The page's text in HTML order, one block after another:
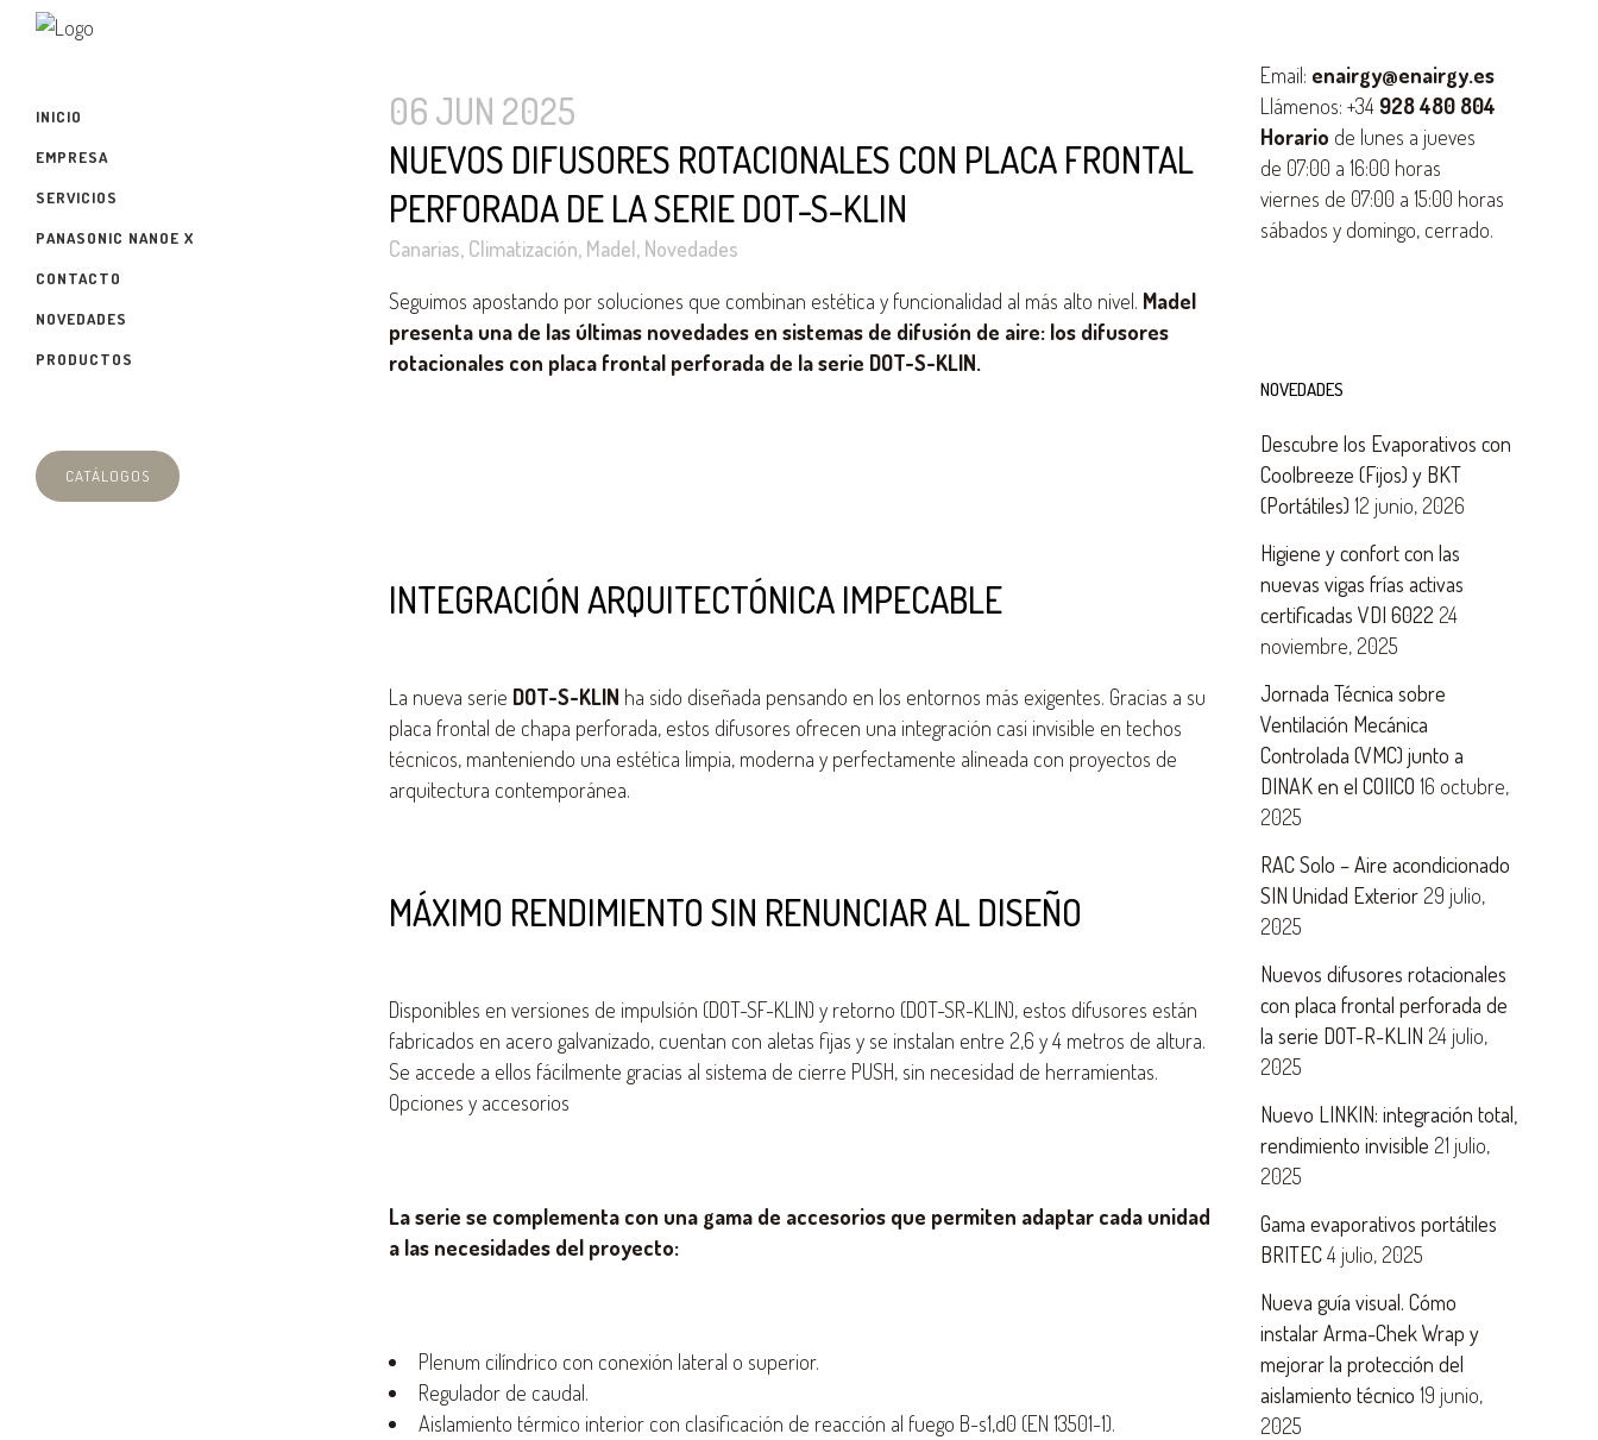
INICIO
EMPRESA
SERVICIOS
PANASONIC NANOE X
CONTACTO
NOVEDADES
PRODUCTOS
CATÁLOGOS
06 JUN 2025
NUEVOS DIFUSORES ROTACIONALES CON PLACA FRONTAL
PERFORADA DE LA SERIE DOT-S-KLIN
Canarias, Climatización, Madel, Novedades
Seguimos apostando por soluciones que combinan estética y funcionalidad al más alto nivel. Madel
presenta una de las últimas novedades en sistemas de difusión de aire: los difusores
rotacionales con placa frontal perforada de la serie DOT-S-KLIN.
INTEGRACIÓN ARQUITECTÓNICA IMPECABLE
La nueva serie DOT-S-KLIN ha sido diseñada pensando en los entornos más exigentes. Gracias a su
placa frontal de chapa perforada, estos difusores ofrecen una integración casi invisible en techos
técnicos, manteniendo una estética limpia, moderna y perfectamente alineada con proyectos de
arquitectura contemporánea.
MÁXIMO RENDIMIENTO SIN RENUNCIAR AL DISEÑO
Disponibles en versiones de impulsión (DOT-SF-KLIN) y retorno (DOT-SR-KLIN), estos difusores están
fabricados en acero galvanizado, cuentan con aletas fijas y se instalan entre 2,6 y 4 metros de altura.
Se accede a ellos fácilmente gracias al sistema de cierre PUSH, sin necesidad de herramientas.
Opciones y accesorios
La serie se complementa con una gama de accesorios que permiten adaptar cada unidad
a las necesidades del proyecto:
Plenum cilíndrico con conexión lateral o superior.
Regulador de caudal.
Aislamiento térmico interior con clasificación de reacción al fuego B-s1,d0 (EN 13501-1).
Email: enairgy@enairgy.es
Llámenos: +34 928 480 804
Horario de lunes a jueves
de 07:00 a 16:00 horas
viernes de 07:00 a 15:00 horas
sábados y domingo, cerrado.
NOVEDADES
Descubre los Evaporativos con
Coolbreeze (Fijos) y BKT
(Portátiles) 12 junio, 2026
Higiene y confort con las
nuevas vigas frías activas
certificadas VDI 6022 24
noviembre, 2025
Jornada Técnica sobre
Ventilación Mecánica
Controlada (VMC) junto a
DINAK en el COIICO 16 octubre,
2025
RAC Solo – Aire acondicionado
SIN Unidad Exterior 29 julio,
2025
Nuevos difusores rotacionales
con placa frontal perforada de
la serie DOT-R-KLIN 24 julio,
2025
Nuevo LINKIN: integración total,
rendimiento invisible 21 julio,
2025
Gama evaporativos portátiles
BRITEC 4 julio, 2025
Nueva guía visual. Cómo
instalar Arma-Chek Wrap y
mejorar la protección del
aislamiento técnico 19 junio,
2025